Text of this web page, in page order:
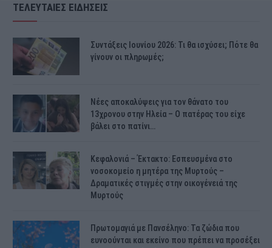
ΤΕΛΕΥΤΑΙΕΣ ΕΙΔΗΣΕΙΣ
Συντάξεις Ιουνίου 2026: Τι θα ισχύσει; Πότε θα
γίνουν οι πληρωμές;
Νέες αποκαλύψεις για τον θάνατο του
13χρονου στην Ηλεία – Ο πατέρας του είχε
βάλει στο πατίνι…
Κεφαλονιά – Έκτακτο: Εσπευσμένα στο
νοσοκομείο η μητέρα της Μυρτούς –
Δραματικές στιγμές στην οικογένειά της
Μυρτούς
Πρωτομαγιά με Πανσέληνο: Τα ζώδια που
ευνοούνται και εκείνο που πρέπει να προσέξει